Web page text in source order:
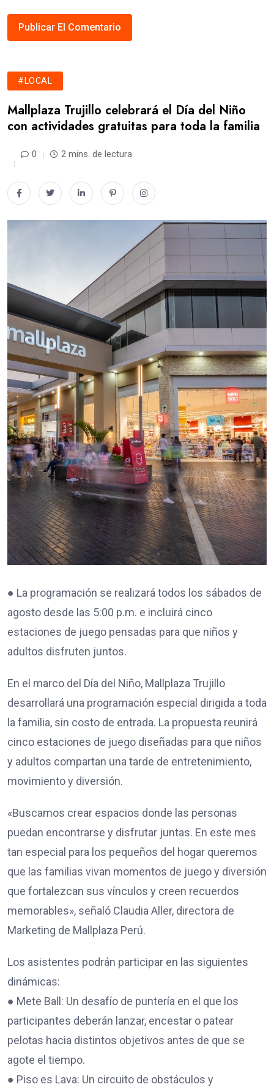
#LOCAL
Mallplaza Trujillo celebrará el Día del Niño
con actividades gratuitas para toda la familia
0 2 mins. de lectura
● La programación se realizará todos los sábados de
agosto desde las 5:00 p.m. e incluirá cinco
estaciones de juego pensadas para que niños y
adultos disfruten juntos.
En el marco del Día del Niño, Mallplaza Trujillo
desarrollará una programación especial dirigida a toda
la familia, sin costo de entrada. La propuesta reunirá
cinco estaciones de juego diseñadas para que niños
y adultos compartan una tarde de entretenimiento,
movimiento y diversión.
«Buscamos crear espacios donde las personas
puedan encontrarse y disfrutar juntas. En este mes
tan especial para los pequeños del hogar queremos
que las familias vivan momentos de juego y diversión
que fortalezcan sus vínculos y creen recuerdos
memorables», señaló Claudia Aller, directora de
Marketing de Mallplaza Perú.
Los asistentes podrán participar en las siguientes
dinámicas:
● Mete Ball: Un desafío de puntería en el que los
participantes deberán lanzar, encestar o patear
pelotas hacia distintos objetivos antes de que se
agote el tiempo.
● Piso es Lava: Un circuito de obstáculos y